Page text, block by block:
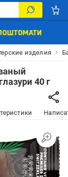
изделия
40 г